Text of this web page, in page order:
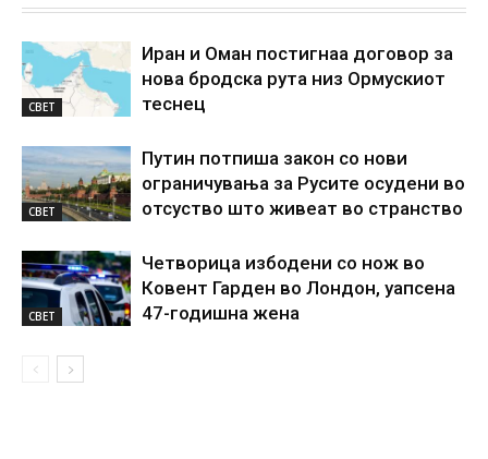
СВЕТ
Иран и Оман постигнаа договор за
нова бродска рута низ Ормускиот
теснец
СВЕТ
Путин потпиша закон со нови
ограничувања за Русите осудени во
отсуство што живеат во странство
СВЕТ
Четворица избодени со нож во
Ковент Гарден во Лондон, уапсена
47-годишна жена